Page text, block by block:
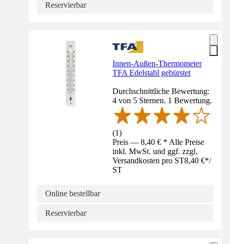
Reservierbar
Innen-Außen-Thermometer
TFA Edelstahl gebürstet
Durchschnittliche Bewertung:
4 von 5 Sternen. 1 Bewertung.
(1)
Preis — 8,40 € * Alle Preise
inkl. MwSt. und ggf. zzgl.
Versandkosten pro ST8,40 €*/
ST
Online bestellbar
Reservierbar